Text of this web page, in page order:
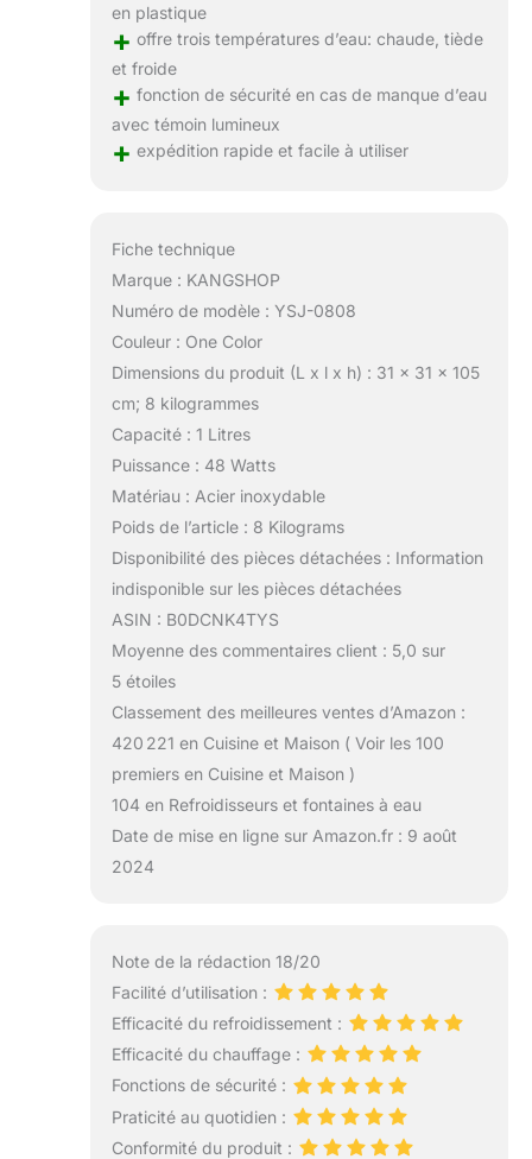
en plastique
+ offre trois températures d’eau: chaude, tiède
et froide
+ fonction de sécurité en cas de manque d’eau
avec témoin lumineux
+ expédition rapide et facile à utiliser
Fiche technique
Marque : KANGSHOP
Numéro de modèle : YSJ-0808
Couleur : One Color
Dimensions du produit (L x l x h) : 31 x 31 x 105
cm; 8 kilogrammes
Capacité : 1 Litres
Puissance : 48 Watts
Matériau : Acier inoxydable
Poids de l’article : 8 Kilograms
Disponibilité des pièces détachées : Information
indisponible sur les pièces détachées
ASIN : B0DCNK4TYS
Moyenne des commentaires client : 5,0 sur
5 étoiles
Classement des meilleures ventes d’Amazon :
420 221 en Cuisine et Maison ( Voir les 100
premiers en Cuisine et Maison )
104 en Refroidisseurs et fontaines à eau
Date de mise en ligne sur Amazon.fr : 9 août
2024
Note de la rédaction 18/20
Facilité d’utilisation :
Efficacité du refroidissement :
Efficacité du chauffage :
Fonctions de sécurité :
Praticité au quotidien :
Conformité du produit :